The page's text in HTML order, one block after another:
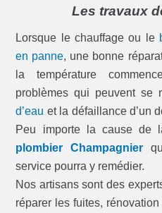
Les travaux
Lorsque le chauffage ou le
en panne, une bonne
la température
problèmes qui peuvent se
d’eau et la défaillance d’un
Peu importe la cause de
plombier Champagnier
service pourra y remédier.
Nos artisans sont des
réparer les fuites,